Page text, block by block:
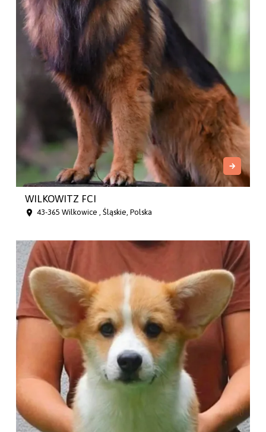
WILKOWITZ FCI
43-365 Wilkowice , Śląskie, Polska